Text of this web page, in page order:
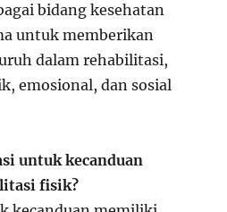
bidang kesehatan
untuk memberikan
dalam rehabilitasi,
emosional, dan sosial
untuk kecanduan
fisik?